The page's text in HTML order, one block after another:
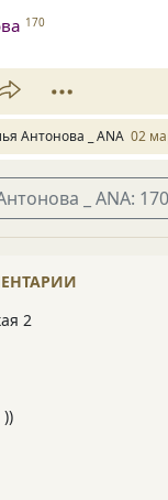
170
Антонова _ ANA 02
_ ANA:
2